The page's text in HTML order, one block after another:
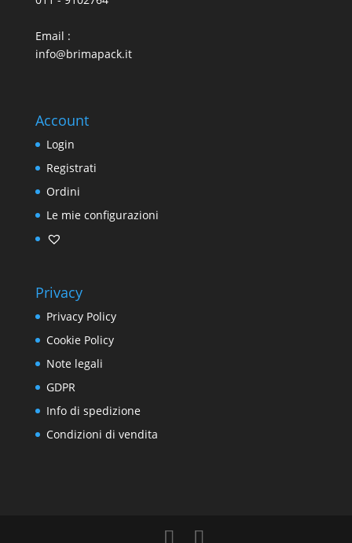
Email :
info@brimapack.it
Account
Login
Registrati
Ordini
Le mie configurazioni
Privacy
Privacy Policy
Cookie Policy
Note legali
GDPR
Info di spedizione
Condizioni di vendita